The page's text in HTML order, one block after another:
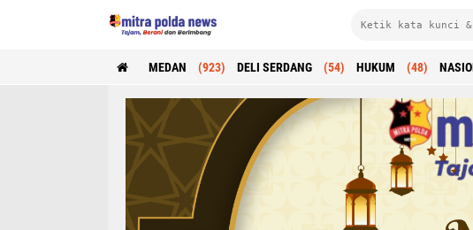
MEDAN (923) DELI SERDANG (54) HUKUM (48)